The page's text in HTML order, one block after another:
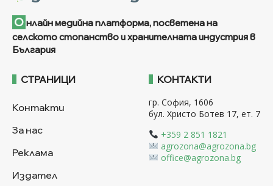
О нлайн медийна платформа, посветена на
селското стопанство и хранителната индустрия в
България
СТРАНИЦИ
Контакти
За нас
Реклама
Издател
КОНТАКТИ
гр. София, 1606
бул. Христо Ботев 17, ет. 7
+359 2 851 1821
agrozona@agrozona.bg
office@agrozona.bg